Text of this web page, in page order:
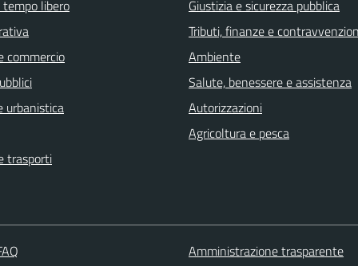
libero
commercio
urbanistica
trasporti
Giustizia e sicurezza pubblica
Tributi, finanze e
Ambiente
Salute, benessere e assistenza
Autorizzazioni
Agricoltura e pesca
Amministrazione trasparente